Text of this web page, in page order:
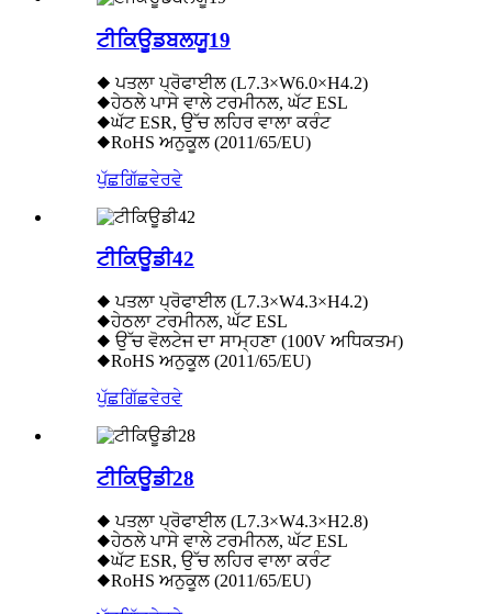
ਟੀਕਿਊਡਬਲਯੂ19
◆ ਪਤਲਾ ਪ੍ਰੋਫਾਈਲ (L7.3×W6.0×H4.2)
◆ਹੇਠਲੇ ਪਾਸੇ ਵਾਲੇ ਟਰਮੀਨਲ, ਘੱਟ ESL
◆ਘੱਟ ESR, ਉੱਚ ਲਹਿਰ ਵਾਲਾ ਕਰੰਟ
◆RoHS ਅਨੁਕੂਲ (2011/65/EU)
ਪੁੱਛਗਿੱਛਵੇਰਵੇ
ਟੀਕਿਊਡੀ42
◆ ਪਤਲਾ ਪ੍ਰੋਫਾਈਲ (L7.3×W4.3×H4.2)
◆ਹੇਠਲਾ ਟਰਮੀਨਲ, ਘੱਟ ESL
◆ ਉੱਚ ਵੋਲਟੇਜ ਦਾ ਸਾਮ੍ਹਣਾ (100V ਅਧਿਕਤਮ)
◆RoHS ਅਨੁਕੂਲ (2011/65/EU)
ਪੁੱਛਗਿੱਛਵੇਰਵੇ
ਟੀਕਿਊਡੀ28
◆ ਪਤਲਾ ਪ੍ਰੋਫਾਈਲ (L7.3×W4.3×H2.8)
◆ਹੇਠਲੇ ਪਾਸੇ ਵਾਲੇ ਟਰਮੀਨਲ, ਘੱਟ ESL
◆ਘੱਟ ESR, ਉੱਚ ਲਹਿਰ ਵਾਲਾ ਕਰੰਟ
◆RoHS ਅਨੁਕੂਲ (2011/65/EU)